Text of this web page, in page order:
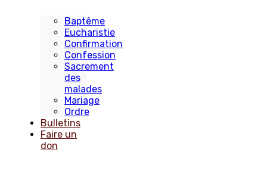
Baptême
Eucharistie
Confirmation
Confession
Sacrement
des
malades
Mariage
Ordre
Bulletins
Faire un
don